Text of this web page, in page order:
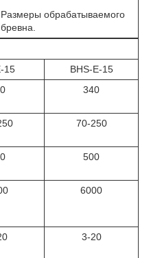
Размеры обрабатываемого
бревна.
15
BHS-E-15
340
70-250
500
6000
3-20